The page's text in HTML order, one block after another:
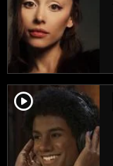
player2